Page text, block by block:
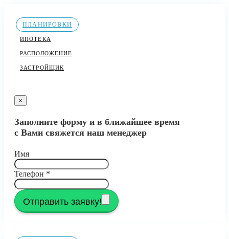
ПЛАНИРОВКИ
ИПОТЕКА
РАСПОЛОЖЕНИЕ
ЗАСТРОЙЩИК
×
Заполните форму и в ближайшее время
с Вами свяжется наш менеджер
Имя
Телефон *
Отправить заявку!